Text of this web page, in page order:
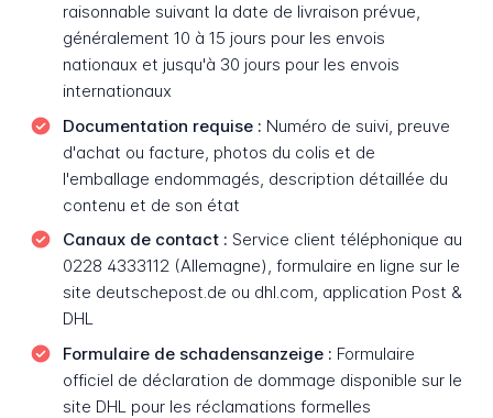
raisonnable suivant la date de livraison prévue,
généralement 10 à 15 jours pour les envois
nationaux et jusqu'à 30 jours pour les envois
internationaux
Documentation requise : Numéro de suivi, preuve
d'achat ou facture, photos du colis et de
l'emballage endommagés, description détaillée du
contenu et de son état
Canaux de contact : Service client téléphonique au
0228 4333112 (Allemagne), formulaire en ligne sur le
site deutschepost.de ou dhl.com, application Post &
DHL
Formulaire de schadensanzeige : Formulaire
officiel de déclaration de dommage disponible sur le
site DHL pour les réclamations formelles